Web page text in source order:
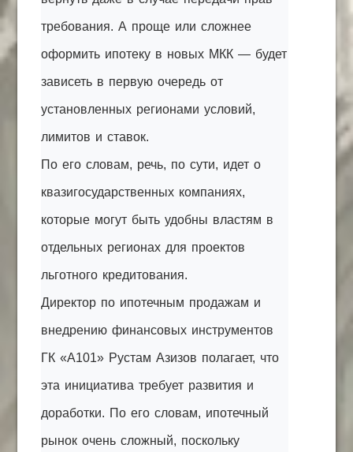
требования. А проще или сложнее
оформить ипотеку в новых МКК — будет
зависеть в первую очередь от
установленных регионами условий,
лимитов и ставок.
По его словам, речь, по сути, идет о
квазигосударственных компаниях,
которые могут быть удобны властям в
отдельных регионах для проектов
льготного кредитования.
Директор по ипотечным продажам и
внедрению финансовых инструментов
ГК «А101» Рустам Азизов полагает, что
эта инициатива требует развития и
доработки. По его словам, ипотечный
рынок очень сложный, поскольку